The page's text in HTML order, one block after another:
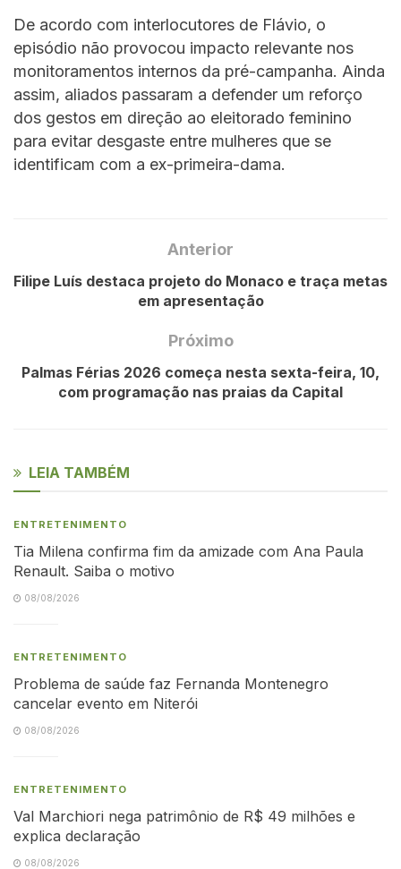
De acordo com interlocutores de Flávio, o
episódio não provocou impacto relevante nos
monitoramentos internos da pré-campanha. Ainda
assim, aliados passaram a defender um reforço
dos gestos em direção ao eleitorado feminino
para evitar desgaste entre mulheres que se
identificam com a ex-primeira-dama.
Anterior
Filipe Luís destaca projeto do Monaco e traça metas
em apresentação
Próximo
Palmas Férias 2026 começa nesta sexta-feira, 10,
com programação nas praias da Capital
LEIA TAMBÉM
ENTRETENIMENTO
Tia Milena confirma fim da amizade com Ana Paula
Renault. Saiba o motivo
08/08/2026
ENTRETENIMENTO
Problema de saúde faz Fernanda Montenegro
cancelar evento em Niterói
08/08/2026
ENTRETENIMENTO
Val Marchiori nega patrimônio de R$ 49 milhões e
explica declaração
08/08/2026